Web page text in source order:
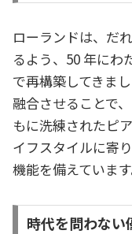
ローランドは、だ
るよう、50 年にわ
で再構築してきま
融合させることで
もに洗練されたピ
イフスタイルに寄
機能を備えています
時代を問わない